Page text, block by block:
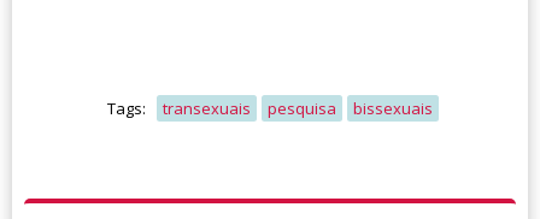
Tags: transexuais pesquisa bissexuais